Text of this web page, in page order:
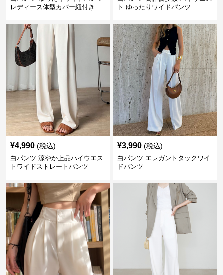
レディース体型カバー紐付き
ト ゆったりワイドパンツ
¥4,990 (税込)
白パンツ 涼やか上品ハイウエス
トワイドストレートパンツ
¥3,990 (税込)
白パンツ エレガントタックワイ
ドパンツ